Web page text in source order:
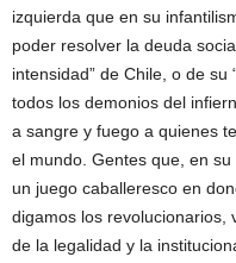
izquierda que en su
poder resolver la deuda
intensidad” de Chile, o de su
todos los demonios del
a sangre y fuego a quienes
el mundo. Gentes que, en
un juego caballeresco en
digamos los revolucionarios,
de la legalidad y la